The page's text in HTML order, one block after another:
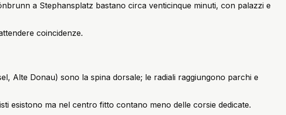
a Stephansplatz bastano circa venticinque minuti, con palazzi e
coincidenze.
Alte Donau) sono la spina dorsale; le radiali raggiungono parchi e
esistono ma nel centro fitto contano meno delle corsie dedicate.